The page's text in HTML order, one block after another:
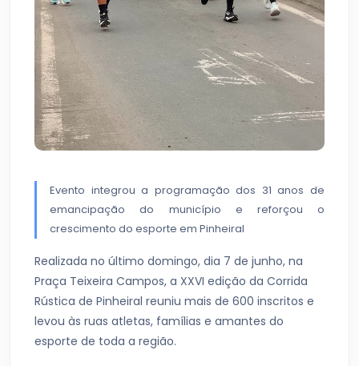
Evento integrou a programação dos 31 anos de
emancipação do município e reforçou o
crescimento do esporte em Pinheiral
Realizada no último domingo, dia 7 de junho, na
Praça Teixeira Campos, a XXVI edição da Corrida
Rústica de Pinheiral reuniu mais de 600 inscritos e
levou às ruas atletas, famílias e amantes do
esporte de toda a região.